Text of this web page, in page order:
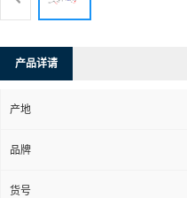
产品详请
产地
品牌
货号